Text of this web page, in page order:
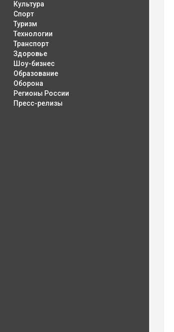
Культура
Спорт
Туризм
Технологии
Транспорт
Здоровье
Шоу-бизнес
Образование
Оборона
Регионы России
Пресс-релизы